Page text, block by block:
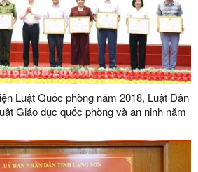
Luật Quốc phòng năm 2018, Luật Dân
Giáo dục quốc phòng và an ninh năm